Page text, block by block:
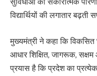
विद्यार्थियों की लगातार
मुख्यमंत्री ने कहा कि
आधार शिक्षित, जागरूक,
प्रयास है कि प्रदेश का प्रत्येक